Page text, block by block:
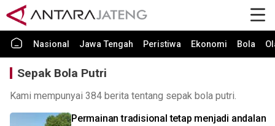
Nasional Jawa Tengah Peristiwa Ekonomi Bola
Sepak Bola Putri
Kami mempunyai 384 berita tentang sepak bola putri.
Permainan tradisional tetap menjadi andalan